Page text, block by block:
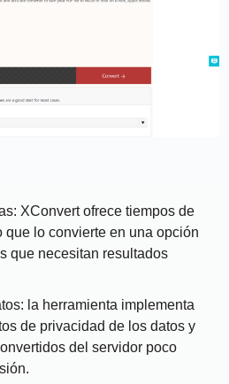
XConvert ofrece tiempos de
que lo convierte en una opción
que necesitan resultados
la herramienta implementa
de privacidad de los datos y
del servidor poco